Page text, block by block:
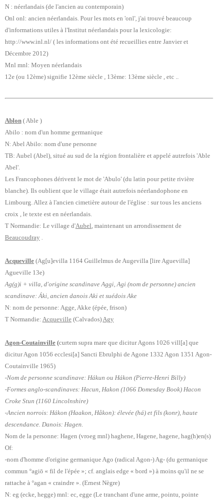
N : néerlandais (de l'ancien au contemporain)
Onl onl: ancien néerlandais. Pour les mots en 'onl', j'ai trouvé beaucoup
d'informations utiles à l'Institut néerlandais pour la lexicologie:
http://www.inl.nl/ ( les informations ont été recueillies entre Janvier et
Décembre 2012)
Mnl mnl: Moyen néerlandais
12e (ou 12ème) signifie 12ème siècle , 13ème: 13ème siècle , etc ..
Ablon ( Able )
Abilo : nom d'un homme germanique
N: Abel Abilo: nom d'une personne
TB: Aubel (Abel), situé au sud de la région frontalière et appelé autrefois 'Able
Abel'.
Les Francophones dérivent le mot de 'Abulo' (du latin pour petite rivière
blanche). Ils oublient que le village était autrefois néerlandophone en
Limbourg. Allez à l'ancien cimetière autour de l'église : sur tous les anciens
croix , le texte est en néerlandais.
T Normandie: Le village d'Aubel, maintenant un arrondissement de
Beaucoudray .
Acqueville (Ag[u]evilla 1164 Guillelmus de Augevilla [lire Aguevilla]
Agueville 13e)
Ag(g)i + villa, d'origine scandinave Aggi, Agi (nom de personne) ancien
scandinave: Áki, ancien danois Aki et suédois Ake
N: nom de personne: Agge, Akke (épée, frison)
T Normandie: Acqueville (Calvados)Agy
Agon-Coutainville (curtem supra mare que dicitur Agons 1026 vill[a] que
dicitur Agon 1056 ecclesi[a] Sancti Ebrulphi de Agone 1332 Agon 1351 Agon-
Coutainville 1965)
-Nom de personne scandinave: Hákun ou Hákon (Pierre-Henri Billy)
-Formes anglo-scandinaves: Hacun, Hakon (1066 Domesday Book) Hacon
Croke Stun (1160 Lincolnshire)
-Ancien norrois: Hákon (Haakon, Håkon): élevée (há) et fils (konr), haute
descendance. Danois: Hagen.
Nom de la personne: Hagen (vroeg mnl) haghene, Hagene, hagene, hag(h)en(s)
Of:
-nom d'homme d'origine germanique Ago (radical Agon-) Ag- (du germanique
commun °agiō « fil de l'épée »; cf. anglais edge « bord ») à moins qu'il ne se
rattache à °agan « craindre ». (Ernest Nègre)
N: eg (ecke, hegge) mnl: ec, egge (Le tranchant d'une arme, pointu, pointe